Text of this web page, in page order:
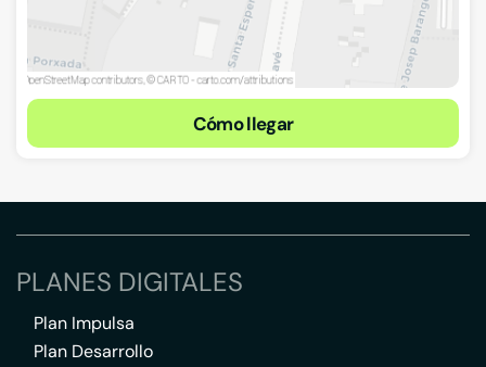
Cómo llegar
PLANES DIGITALES
Plan Impulsa
Plan Desarrollo